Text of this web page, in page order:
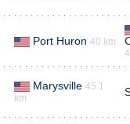
Port Huron 40 km
Marysville 45.1
km